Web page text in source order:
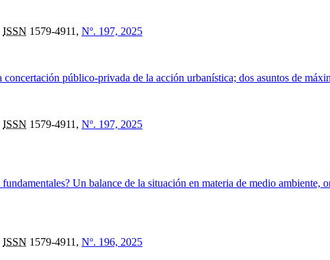
ISSN 1579-4911, Nº. 197, 2025
público-privada de la acción urbanística; dos asuntos de
ISSN 1579-4911, Nº. 197, 2025
Un balance de la situación en materia de medio
ISSN 1579-4911, Nº. 196, 2025